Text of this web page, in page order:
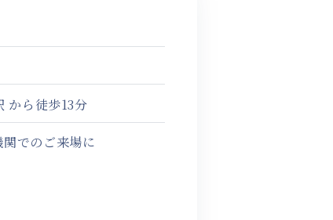
から徒歩13分
でのご来場に